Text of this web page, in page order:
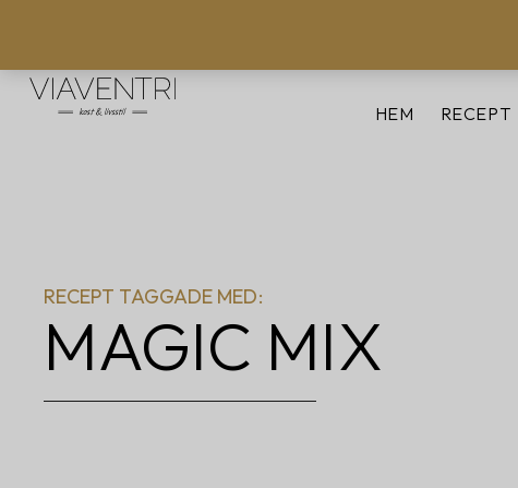
HEM RECEPT
RECEPT TAGGADE MED:
MAGIC MIX